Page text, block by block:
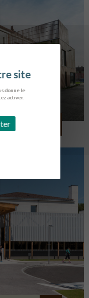
donne le
activer.